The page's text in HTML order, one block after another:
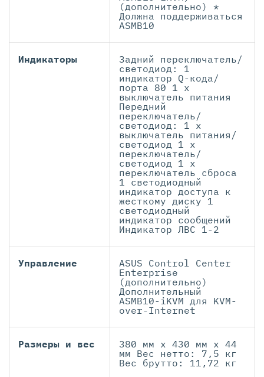
(дополнительно) *
Должна поддерживаться
ASMB10
Индикаторы
Задний переключатель/
светодиод: 1
индикатор Q-кода/
порта 80 1 х
выключатель питания
Передний
переключатель/
светодиод: 1 х
выключатель питания/
светодиод 1 х
переключатель/
светодиод 1 х
переключатель сброса
1 светодиодный
индикатор доступа к
жесткому диску 1
светодиодный
индикатор сообщений
Индикатор ЛВС 1-2
Управление
ASUS Control Center
Enterprise
(дополнительно)
Дополнительный
ASMB10-iKVM для KVM-
over-Internet
Размеры и вес
380 мм х 430 мм х 44
мм Вес нетто: 7,5 кг
Вес брутто: 11,72 кг